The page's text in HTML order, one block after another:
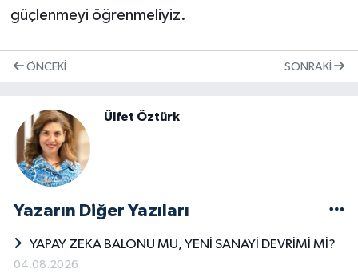
güçlenmeyi öğrenmeliyiz.
ÖNCEKI SONRAKI
Ülfet Öztürk
Yazarın Diğer Yazıları
YAPAY ZEKA BALONU MU, YENİ SANAYİ DEVRİMİ Mİ?
04.08.2026